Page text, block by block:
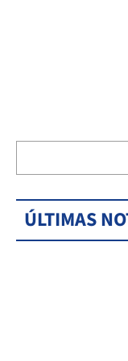
ÚLTIMAS